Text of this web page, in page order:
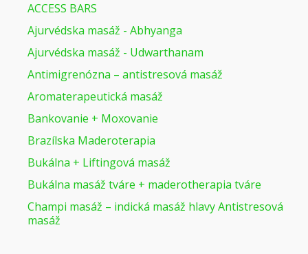
ACCESS BARS
Ajurvédska masáž - Abhyanga
Ajurvédska masáž - Udwarthanam
Antimigrenózna – antistresová masáž
Aromaterapeutická masáž
Bankovanie + Moxovanie
Brazílska Maderoterapia
Bukálna + Liftingová masáž
Bukálna masáž tváre + maderotherapia tváre
Champi masáž – indická masáž hlavy Antistresová
masáž